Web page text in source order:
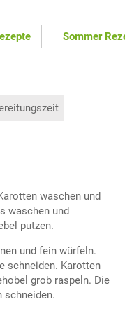
Sommer
waschen und
waschen und
putzen.
und fein würfeln.
schneiden. Karotten
grob raspeln. Die
schneiden.